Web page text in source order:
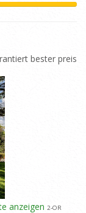
bester preis
anzeigen 2-OR